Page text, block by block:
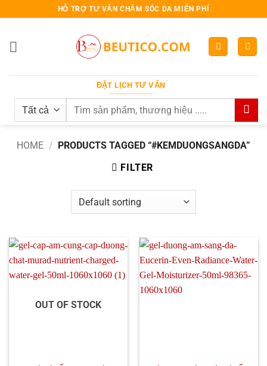
qua
dung
HỖ TRỢ TƯ VẤN CHĂM SÓC DA MIỄN PHÍ
ĐẶT LỊCH TƯ VẤN
Search
HOME / PRODUCTS TAGGED “#KEMDUONGSANGDA”
FILTER
OUT OF STOCK